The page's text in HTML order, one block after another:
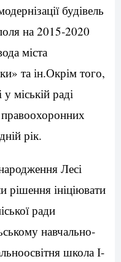
будівель
на 2015-2020
міста
та ін.Окрім того,
міській раді
правоохоронних
рік.
Лесі
рішення ініціювати
ради
навчально-
школа І-